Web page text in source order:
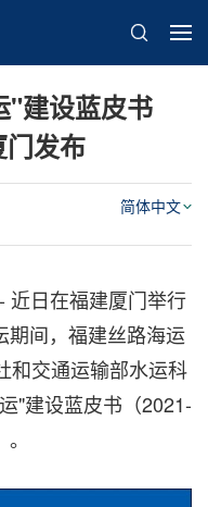
"建设蓝皮书
门发布
简体中文
近日在福建厦门举行
期间，福建丝路海运
和交通运输部水运科
"建设蓝皮书（2021-